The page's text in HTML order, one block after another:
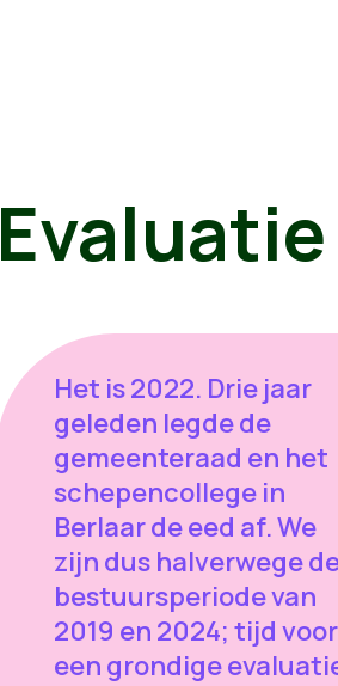
Het is 2022. Drie jaar
geleden legde de
gemeenteraad en het
schepencollege in
Berlaar de eed af. We
zijn dus halverwege
bestuursperiode van
2019 en 2024; tijd voor
een grondige